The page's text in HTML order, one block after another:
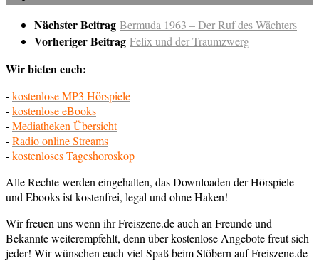
Nächster Beitrag Bermuda 1963 – Der Ruf des Wächters
Vorheriger Beitrag Felix und der Traumzwerg
Wir bieten euch:
-kostenlose MP3 Hörspiele
-kostenlose eBooks
-Mediatheken Übersicht
-Radio online Streams
-kostenloses Tageshoroskop
Alle Rechte werden eingehalten, das Downloaden der Hörspiele
und Ebooks ist kostenfrei, legal und ohne Haken!
Wir freuen uns wenn ihr Freiszene.de auch an Freunde und
Bekannte weiterempfehlt, denn über kostenlose Angebote freut sich
jeder! Wir wünschen euch viel Spaß beim Stöbern auf Freiszene.de